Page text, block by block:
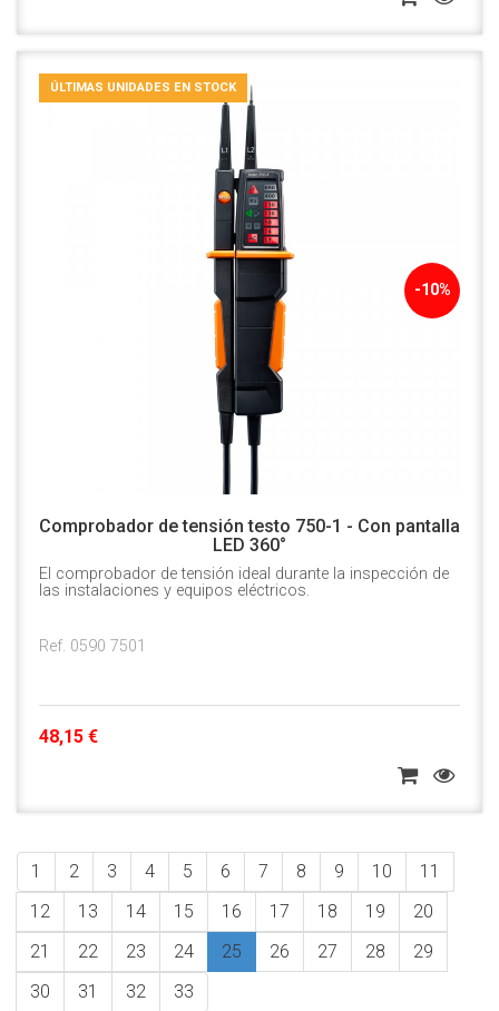
-10%
ÚLTIMAS UNIDADES EN STOCK
Comprobador de tensión testo 750-1 - Con pantalla
LED 360°
El comprobador de tensión ideal durante la inspección de
las instalaciones y equipos eléctricos.
Ref. 0590 7501
48,15 €
1 2 3 4 5 6 7 8 9 10
11
12
13 14 15 16 17 18 19
20
21
22 23 24 25 26 27 28
29
30
31 32 33